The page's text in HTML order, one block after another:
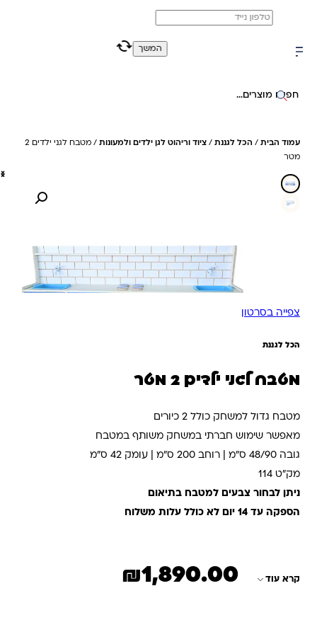
משלוח מהיר חינם בקניה מעל 299 ₪ (למעט ריהוט)
חיפוש באתר
עמוד הבית/הכל לגננת/ציוד וריהוט לגן ילדים ולמעונות
/ מטבח לגני ילדים 2
מטר
צפייה בסרטון
הכל לגננת
מטבח לגני ילדים 2 מטר
מטבח גדול למשחק כולל 2 כיורים
מאפשר שימוש חברתי במשחק משותף במטבח
גובה 48/90 ס"מ | רוחב 200 ס"מ | עומק 42 ס"מ
מק"ט 114
ניתן לבחור צבעים למטבח בתיאום
הספקה עד 14 יום לא כולל עלות משלוח
קרא עוד ₪1,890.00
המשך